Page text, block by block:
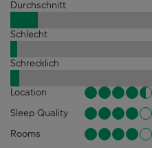
Durchschnitt
Schlecht
Schrecklich
Location
Sleep Quality
Rooms